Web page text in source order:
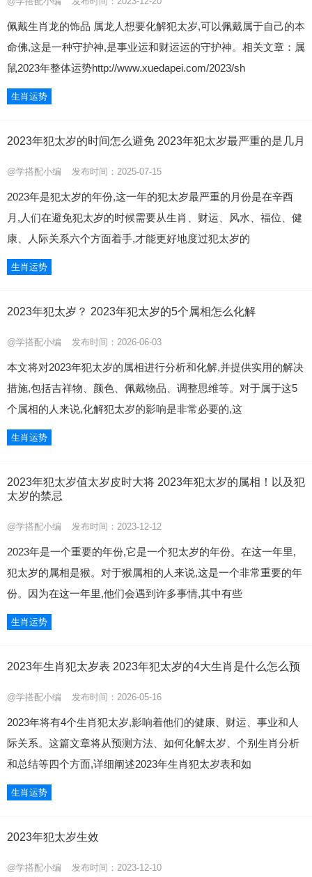
佩戴生肖龙的饰品 属龙人想要化解犯太岁,可以佩戴属于自己的本
命佛,这是一种守护神,是事业运和财运运的守护神。相关文章：属
鼠2023年整体运势http://www.xuedapei.com/2023/sh
生肖运势
2023年犯太岁的时间怎么避免 2023年犯太岁最严重的是几月
@学搭配小编 发布时间：2025-07-15
2023年是犯太岁的年份,这一年的犯太岁最严重的月份是在辛酉
月,人们在避免犯太岁的时候需要从生肖、财运、风水、福位、健
康、人际关系六个方面着手,才能更好地度过犯太岁的
生肖运势
2023年犯太岁？ 2023年犯太岁的5个属相怎么化解
@学搭配小编 发布时间：2026-06-03
本文将对2023年犯太岁的属相进行分析和化解,并提供实用的解决
措施,包括吉祥物、颜色、佩戴物品、调整思维等。对于属于这5
个属相的人来说,化解犯太岁的影响是非常必要的,这
生肖运势
2023年犯太岁值太岁皮时大将 2023年犯太岁的属相！以及犯
太岁的禁忌
@学搭配小编 发布时间：2023-12-12
2023年是一个重要的年份,它是一个犯太岁的年份。在这一年里,
犯太岁的属相是猴。对于猴属相的人来说,这是一个非常重要的年
份。因为在这一年里,他们会遇到许多事情,其中有些
生肖运势
2023年生肖犯太岁表 2023年犯太岁的4大生肖是什么怎么预
@学搭配小编 发布时间：2026-05-16
2023年将有4个生肖犯太岁,影响着他们的健康、财运、事业和人
际关系。这篇文章将从预测方法、如何化解太岁、个别生肖分析
和总结等四个方面,详细阐述2023年生肖犯太岁表和如
生肖运势
2023年犯太岁生效
@学搭配小编 发布时间：2023-12-10